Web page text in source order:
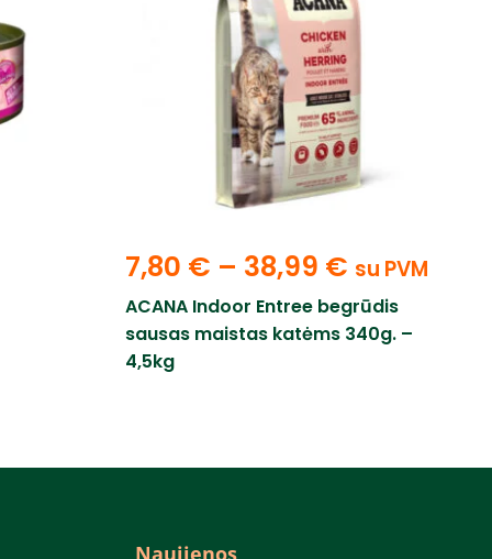
7,80 € – 38,99 € su PVM
ACANA Indoor Entree begrūdis
sausas maistas katėms 340g. –
4,5kg